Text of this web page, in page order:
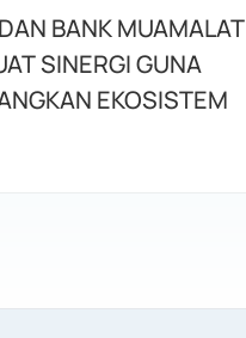
BANK MUAMALAT
SINERGI GUNA
EKOSISTEM